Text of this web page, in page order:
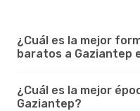
¿Cuál es la mejor
baratos a Gaziantep
¿Cuál es la mejor
Gaziantep?